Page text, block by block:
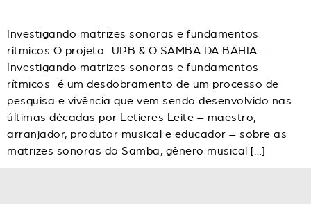
Investigando matrizes sonoras e fundamentos
rítmicos O projeto UPB & O SAMBA DA BAHIA –
Investigando matrizes sonoras e fundamentos
rítmicos é um desdobramento de um processo de
pesquisa e vivência que vem sendo desenvolvido nas
últimas décadas por Letieres Leite – maestro,
arranjador, produtor musical e educador – sobre as
matrizes sonoras do Samba, gênero musical […]